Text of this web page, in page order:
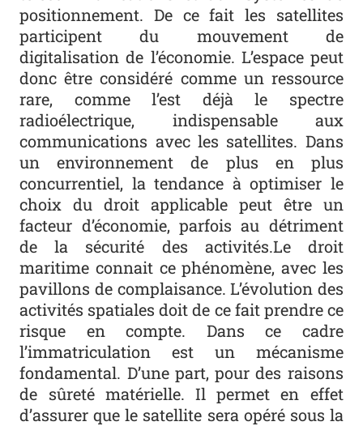
positionnement. De ce fait les satellites
participent du mouvement de
digitalisation de l’économie. L’espace peut
donc être considéré comme un ressource
rare, comme l’est déjà le spectre
radioélectrique, indispensable aux
communications avec les satellites. Dans
un environnement de plus en plus
concurrentiel, la tendance à optimiser le
choix du droit applicable peut être un
facteur d’économie, parfois au détriment
de la sécurité des activités.Le droit
maritime connait ce phénomène, avec les
pavillons de complaisance. L’évolution des
activités spatiales doit de ce fait prendre ce
risque en compte. Dans ce cadre
l’immatriculation est un mécanisme
fondamental. D’une part, pour des raisons
de sûreté matérielle. Il permet en effet
d’assurer que le satellite sera opéré sous la